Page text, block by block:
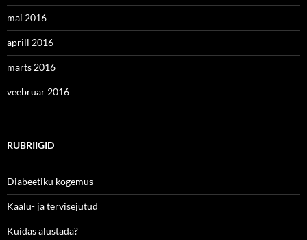
mai 2016
aprill 2016
märts 2016
veebruar 2016
RUBRIIGID
Diabeetiku kogemus
Kaalu- ja tervisejutud
Kuidas alustada?